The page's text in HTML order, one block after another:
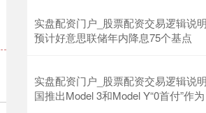
沪深300 -6.85
实盘配资门户_股票配资交易逻辑说
预计好意思联储年内降息75个基点
实盘配资门户_股票配资交易逻辑说
国推出Model 3和Model Y“0首付”作为